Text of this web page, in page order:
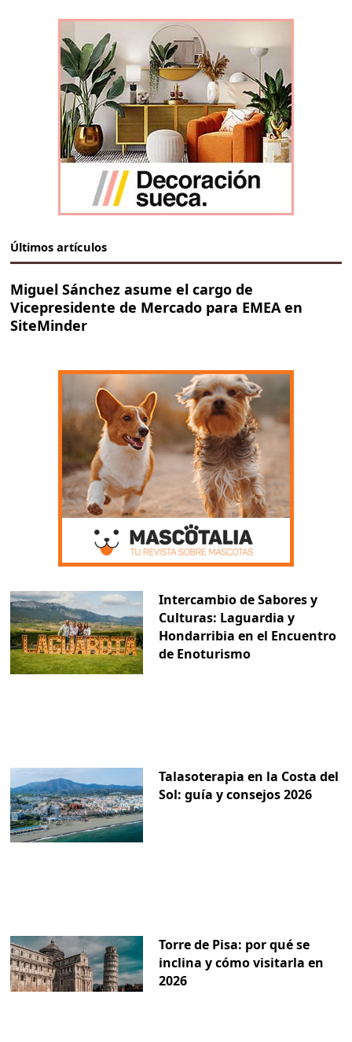
Últimos artículos
Miguel Sánchez asume el cargo de
Vicepresidente de Mercado para EMEA en
SiteMinder
Intercambio de Sabores y
Culturas: Laguardia y
Hondarribia en el Encuentro
de Enoturismo
Talasoterapia en la Costa del
Sol: guía y consejos 2026
Torre de Pisa: por qué se
inclina y cómo visitarla en
2026